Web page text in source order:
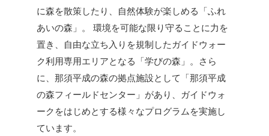
に森を散策したり、自然体験が楽しめる「ふれ
あいの森」。 環境を可能な限り守ることに力を
置き、自由な立ち入りを規制したガイドウォー
ク利用専用エリアとなる「学びの森」。さら
に、那須平成の森の拠点施設として「那須平成
の森フィールドセンター」があり、ガイドウォ
ークをはじめとする様々なプログラムを実施し
ています。